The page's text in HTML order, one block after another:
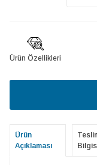
Ürün Özellikleri
Ürün
Açıklaması